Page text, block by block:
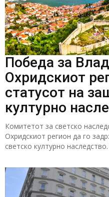
Победа за
Охридскиот
статусот на
културно
Комитетот за светско
Охридскиот регион да го
светско културно